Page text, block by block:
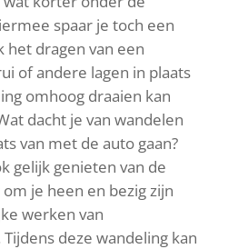
spaar je toch een
het dragen van een
of andere lagen in plaats
omhoog draaien kan
dacht je van wandelen
van met de auto gaan?
gelijk genieten van de
je heen en bezig zijn
werken van
deze wandeling kan